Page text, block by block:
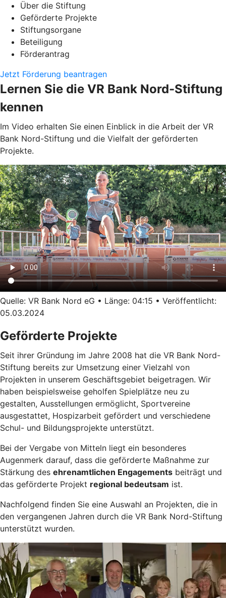
Über die Stiftung
Geförderte Projekte
Stiftungsorgane
Beteiligung
Förderantrag
Jetzt Förderung beantragen
Lernen Sie die VR Bank Nord-Stiftung
kennen
Im Video erhalten Sie einen Einblick in die Arbeit der VR
Bank Nord-Stiftung und die Vielfalt der geförderten
Projekte.
Quelle: VR Bank Nord eG • Länge: 04:15 • Veröffentlicht:
05.03.2024
Geförderte Projekte
Seit ihrer Gründung im Jahre 2008 hat die VR Bank Nord-
Stiftung bereits zur Umsetzung einer Vielzahl von
Projekten in unserem Geschäftsgebiet beigetragen. Wir
haben beispielsweise geholfen Spielplätze neu zu
gestalten, Ausstellungen ermöglicht, Sportvereine
ausgestattet, Hospizarbeit gefördert und verschiedene
Schul- und Bildungsprojekte unterstützt.
Bei der Vergabe von Mitteln liegt ein besonderes
Augenmerk darauf, dass die geförderte Maßnahme zur
Stärkung des ehrenamtlichen Engagements beiträgt und
das geförderte Projekt regional bedeutsam ist.
Nachfolgend finden Sie eine Auswahl an Projekten, die in
den vergangenen Jahren durch die VR Bank Nord-Stiftung
unterstützt wurden.